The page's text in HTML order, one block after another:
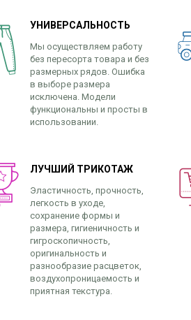
УНИВЕРСАЛЬНОСТЬ
Мы осуществляем работу
без пересорта товара и без
размерных рядов. Ошибка
в выборе размера
исключена. Модели
функциональны и просты в
использовании.
ЛУЧШИЙ ТРИКОТАЖ
Эластичность, прочность,
легкость в уходе,
сохранение формы и
размера, гигиеничность и
гигроскопичность,
оригинальность и
разнообразие расцветок,
воздухопроницаемость и
приятная текстура.